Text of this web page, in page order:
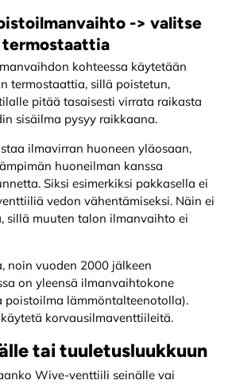
-> valitse
kohteessa käytetään
termostaattia, sillä poistetun,
pitää tasaisesti virrata raikasta
sisäilma pysyy raikkaana.
ilmavirran huoneen yläosaan,
huoneilman kanssa
Siksi esimerkiksi pakkasella ei
vedon vähentämiseksi. Näin ei
sillä muuten talon ilmanvaihto ei
noin vuoden 2000 jälkeen
on yleensä ilmanvaihtokone
poistoilma lämmöntalteenotolla).
korvausilmaventtiileitä.
tai tuuletusluukkuun
Wive-venttiili seinälle vai